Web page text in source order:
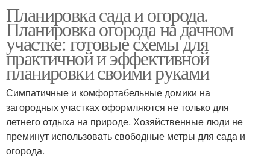
Планировка сада и огорода.
Планировка огорода на дачном
участке: готовые схемы для
практичной и эффективной
планировки своими руками
Симпатичные и комфортабельные домики на
загородных участках оформляются не только для
летнего отдыха на природе. Хозяйственные люди не
преминут использовать свободные метры для сада и
огорода.